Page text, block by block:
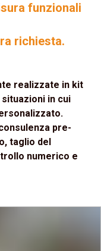
funzionali
richiesta.
realizzate in kit
in cui
pre-
taglio del
numerico e